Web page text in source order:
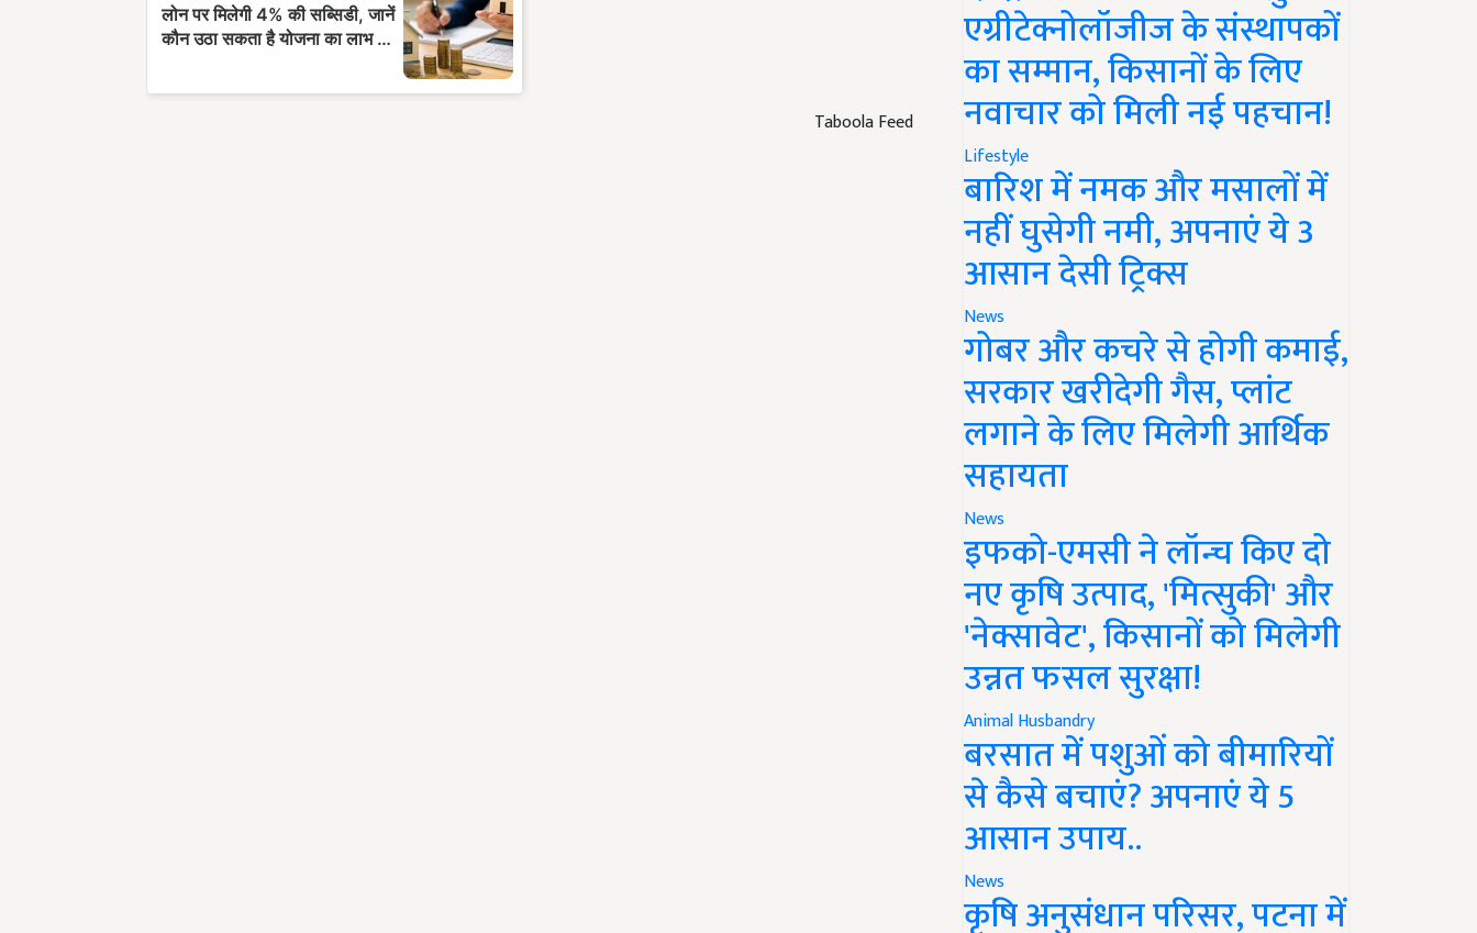
Taboola Feed
एग्रीटेक्नोलॉजीज के संस्थापकों
का सम्मान, किसानों के लिए
नवाचार को मिली नई पहचान!
Lifestyle
बारिश में नमक और मसालों में
नहीं घुसेगी नमी, अपनाएं ये 3
आसान देसी ट्रिक्स
News
गोबर और कचरे से होगी कमाई,
सरकार खरीदेगी गैस, प्लांट
लगाने के लिए मिलेगी आर्थिक
सहायता
News
इफको-एमसी ने लॉन्च किए दो
नए कृषि उत्पाद, 'मित्सुकी' और
'नेक्सावेट', किसानों को मिलेगी
उन्नत फसल सुरक्षा!
Animal Husbandry
बरसात में पशुओं को बीमारियों
से कैसे बचाएं? अपनाएं ये 5
आसान उपाय..
News
कृषि अनुसंधान परिसर, पटना में